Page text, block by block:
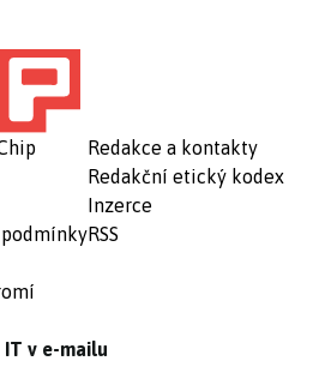
Redakce a kontakty
Redakční etický kodex
Inzerce
RSS
v e-mailu